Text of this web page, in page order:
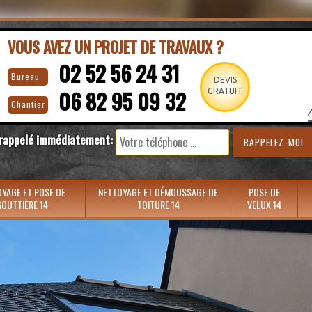
VOUS AVEZ UN PROJET DE TRAVAUX ?
Bureau 02 52 56 24 31
Chantier 06 82 95 09 32
DEVIS
GRATUIT
immédiatement:
ET POSE DE
14
NETTOYAGE ET DÉMOUSSAGE DE
TOITURE 14
POSE DE
VELUX 14